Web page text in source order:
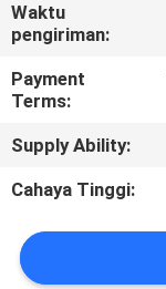
POLICY
Waktu
pengiriman:
Payment
Terms:
Supply Ability:
Cahaya Tinggi: